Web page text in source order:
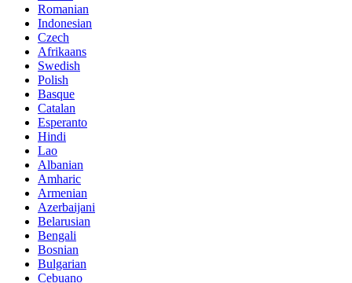
Romanian
Indonesian
Czech
Afrikaans
Swedish
Polish
Basque
Catalan
Esperanto
Hindi
Lao
Albanian
Amharic
Armenian
Azerbaijani
Belarusian
Bengali
Bosnian
Bulgarian
Cebuano